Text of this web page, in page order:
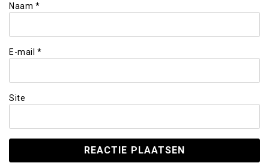
Naam *
E-mail *
Site